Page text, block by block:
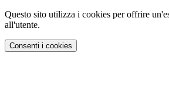
Questo sito utilizza i cookies per offrire
all'utente.
Consenti i cookies